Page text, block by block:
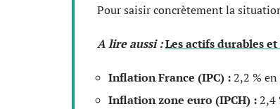
Pour saisir concrètement la
A lire aussi :Les actifs durables
Inflation France (IPC) :2,2 %
Inflation zone euro (IPCH) :2,4